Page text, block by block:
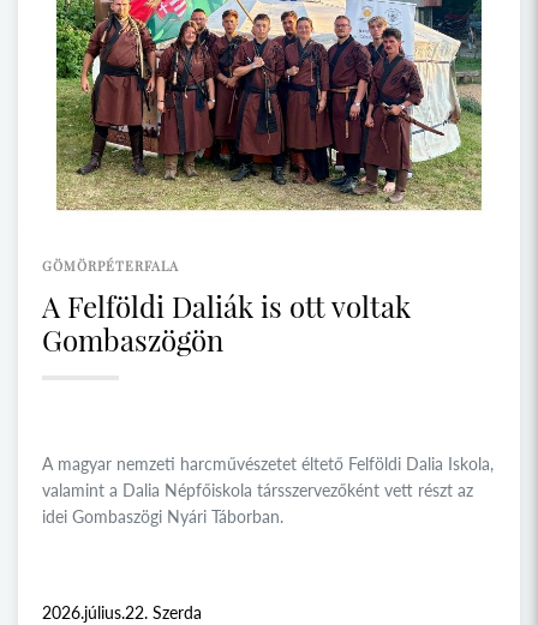
GÖMÖRPÉTERFALA
A Felföldi Daliák is ott voltak
Gombaszögön
A magyar nemzeti harcművészetet éltető Felföldi Dalia Iskola,
valamint a Dalia Népfőiskola társszervezőként vett részt az
idei Gombaszögi Nyári Táborban.
2026.július.22. Szerda